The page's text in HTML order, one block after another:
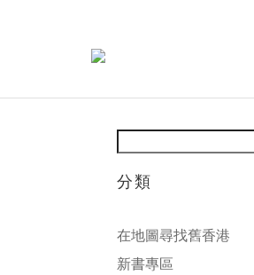
分類
在地圖尋找舊香港
新書專區